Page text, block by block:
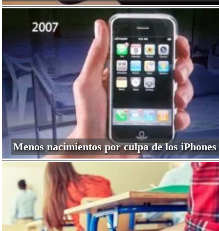
Menos nacimientos por culpa de los iPhones